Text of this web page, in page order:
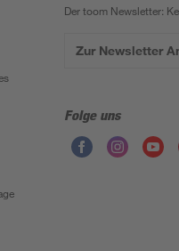
Der toom Newsletter:
Zur Newsletter
Folge uns